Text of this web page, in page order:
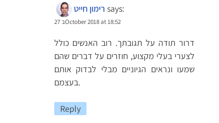
רימון חייט says:
27 בOctober 2018 at 18:52
דרור תודה על תגובתך. רוב האנשים כולל
לצערי בעלי מקצוע, חוזרים על דברים שהם
שמעו ונראים הגיוניים מבלי לבדוק אותם
בעצמם.
Reply